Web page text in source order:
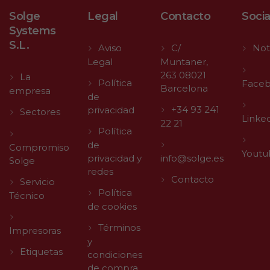
Solge
Systems
S.L.
La
empresa
Sectores
Compromiso
Solge
Servicio
Técnico
Impresoras
Etiquetas
Legal
Aviso
Legal
Política
de
privacidad
Política
de
privacidad y
redes
Política
de cookies
Términos
y
condiciones
Contacto
C/
Muntaner,
263 08021
Barcelona
+34 93 241
22 21
info@solge.es
Contacto